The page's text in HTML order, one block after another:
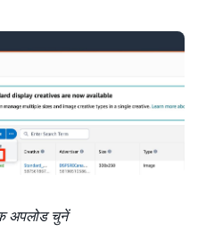
अपलोड चुनें